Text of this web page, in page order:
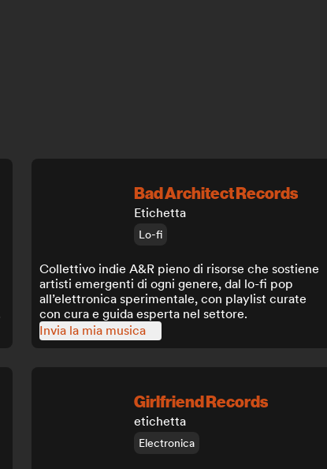
Bad Architect Records
Etichetta
Lo-fi
Collettivo indie A&R pieno di risorse che sostiene
artisti emergenti di ogni genere, dal lo-fi pop
all’elettronica sperimentale, con playlist curate
con cura e guida esperta nel settore.
Invia la mia musica
Girlfriend Records
etichetta
Electronica